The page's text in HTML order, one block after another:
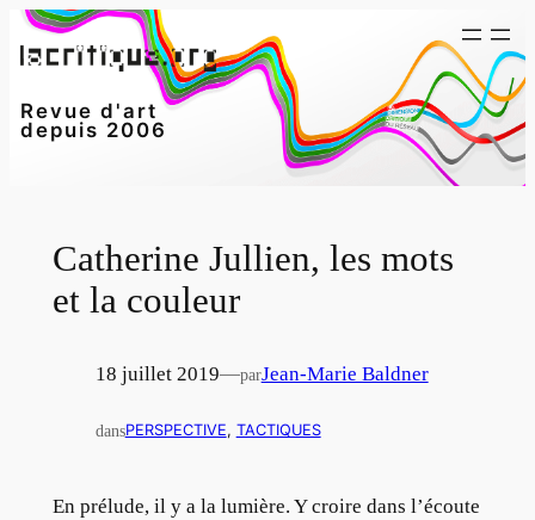
Aller
au
Revue d'art
depuis 2006
Catherine Jullien, les mots
et la couleur
18 juillet 2019—parJean-Marie Baldner
dansPERSPECTIVE, TACTIQUES
En prélude, il y a la lumière. Y croire dans l’écoute